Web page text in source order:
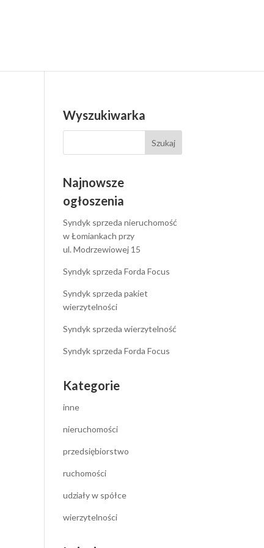
Wyszukiwarka
Najnowsze
ogłoszenia
Syndyk sprzeda nieruchomość
w Łomiankach przy
ul. Modrzewiowej 15
Syndyk sprzeda Forda Focus
Syndyk sprzeda pakiet
wierzytelności
Syndyk sprzeda wierzytelność
Syndyk sprzeda Forda Focus
Kategorie
inne
nieruchomości
przedsiębiorstwo
ruchomości
udziały w spółce
wierzytelności